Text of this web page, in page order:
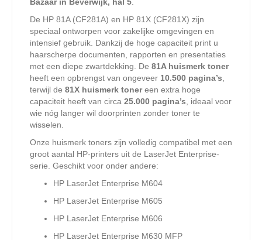
Bazaar in Beverwijk, hal 5.
De HP 81A (CF281A) en HP 81X (CF281X) zijn
speciaal ontworpen voor zakelijke omgevingen en
intensief gebruik. Dankzij de hoge capaciteit print u
haarscherpe documenten, rapporten en presentaties
met een diepe zwartdekking. De 81A huismerk toner
heeft een opbrengst van ongeveer 10.500 pagina’s,
terwijl de 81X huismerk tonereen extra hoge
capaciteit heeft van circa 25.000 pagina’s, ideaal voor
wie nóg langer wil doorprinten zonder toner te
wisselen.
Onze huismerk toners zijn volledig compatibel met een
groot aantal HP-printers uit de LaserJet Enterprise-
serie. Geschikt voor onder andere:
HP LaserJet Enterprise M604
HP LaserJet Enterprise M605
HP LaserJet Enterprise M606
HP LaserJet Enterprise M630 MFP